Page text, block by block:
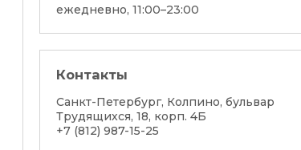
ежедневно, 11:00–23:00
Контакты
Санкт-Петербург, Колпино, бульвар
Трудящихся, 18, корп. 4Б
+7 (812) 987-15-25